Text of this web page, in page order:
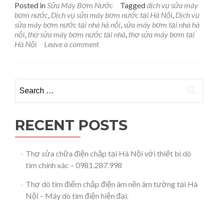
about
Dịch
vụ
sửa
máy
tại
0981.287.998
Posted inSửa Máy Bơm Nước Taggeddịch vụ sửa máy
bơm nước, Dịch vụ sửa máy bơm nước tại Hà Nội, Dịch vụ
sửa máy bơm nước tại nhà hà nội,sửa máy bơm tại nhà hà
nội, thợ sửa máy bơm nước tại nhà, thợ sửa máy bơm tại
Hà Nội
Leave a comment
RECENT POSTS
Thợ sửa chữa điện chập tại Hà Nội với thiết bị dò
tìm chính xác – 0981.287.998
Thợ dò tìm điểm chập điện âm nền âm tường tại Hà
Nội – Máy dò tìm điện hiện đại.